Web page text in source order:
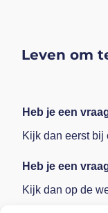
Leven om
Heb je een
Kijk dan eerst bij
Heb je een
Kijk dan op de